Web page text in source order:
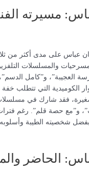
مسيرته
عباس على مدى أكثر من
والمسلسلات
العجيبة”، و”كامل
الكوميدية التي تتطلب
فقد شارك في
و”مع حصة قلم”. رغم
شخصيته الطيبة وأسلوبه
الحاضر